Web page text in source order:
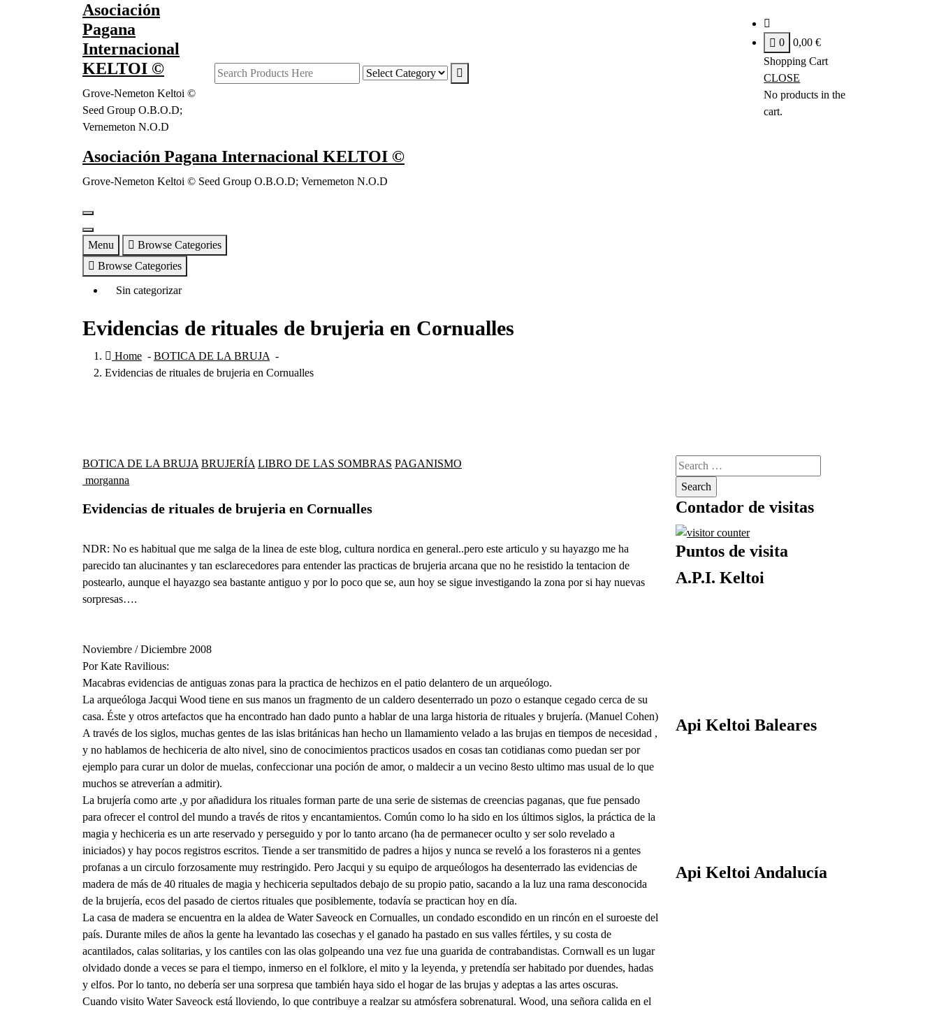
Asociación
Pagana
Internacional
KELTOI ©
Grove-Nemeton Keltoi ©
Seed Group O.B.O.D;
Vernemeton N.O.D
0 0,00€
Shopping Cart
CLOSE
No products in the
cart.
Asociación Pagana Internacional KELTOI ©
Grove-Nemeton Keltoi © Seed Group O.B.O.D; Vernemeton N.O.D
Menu
Browse Categories
Browse Categories
Sin categorizar
Evidencias de rituales de brujeria en Cornualles
Home - BOTICA DE LA BRUJA -
Evidencias de rituales de brujeria en Cornualles
BOTICA DE LA BRUJA BRUJERÍA LIBRO DE LAS SOMBRAS PAGANISMO
morganna
Evidencias de rituales de brujeria en Cornualles
NDR: No es habitual que me salga de la linea de este blog, cultura nordica en general..pero este articulo y su hayazgo me ha
parecido tan alucinantes y tan esclarecedores para entender las practicas de brujeria arcana que no he resistido la tentacion de
postearlo, aunque el hayazgo sea bastante antiguo y por lo poco que se, aun hoy se sigue investigando la zona por si hay nuevas
sorpresas….
Noviembre / Diciembre 2008
Por Kate Ravilious:
Macabras evidencias de antiguas zonas para la practica de hechizos en el patio delantero de un arqueólogo.
La arqueóloga Jacqui Wood tiene en sus manos un fragmento de un caldero desenterrado un pozo o estanque cegado cerca de su
casa. Éste y otros artefactos que ha encontrado han dado punto a hablar de una larga historia de rituales y brujería. (Manuel Cohen)
A través de los siglos, muchas gentes de las islas británicas han hecho un llamamiento velado a las brujas en tiempos de necesidad ,
y no hablamos de hechiceria de alto nivel, sino de conocimientos practicos usados en cosas tan cotidianas como puedan ser por
ejemplo para curar un dolor de muelas, confeccionar una poción de amor, o maldecir a un vecino 8esto ultimo mas usual de lo que
muchos se atreverían a admitir).
La brujería como arte ,y por añadidura los rituales forman parte de una serie de sistemas de creencias paganas, que fue pensado
para ofrecer el control del mundo a través de ritos y encantamientos. Común como lo ha sido en los últimos siglos, la práctica de la
magia y hechiceria es un arte reservado y perseguido y por lo tanto arcano (ha de permanecer oculto y ser solo revelado a
iniciados) y hay pocos registros escritos. Tiende a ser transmitido de padres a hijos y nunca se reveló a los forasteros ni a gentes
profanas a un circulo forzosamente muy restringido. Pero Jacqui y su equipo de arqueólogos ha desenterrado las evidencias de
madera de más de 40 rituales de magia y hechiceria sepultados debajo de su propio patio, sacando a la luz una rama desconocida
de la brujería, ecos del pasado de ciertos rituales que posiblemente, todavía se practican hoy en día.
La casa de madera se encuentra en la aldea de Water Saveock en Cornualles, un condado escondido en un rincón en el suroeste del
país. Durante miles de años la gente ha levantado las cosechas y el ganado ha pastado en sus valles fértiles, y su costa de
acantilados, calas solitarias, y los cantiles con las olas golpeando una vez fue una guarida de contrabandistas. Cornwall es un lugar
olvidado donde a veces se para el tiempo, inmerso en el folklore, el mito y la leyenda, y pretendía ser habitado por duendes, hadas
y elfos. Por lo tanto, no debería ser una sorpresa que también haya sido el hogar de las brujas y adeptas a las artes oscuras.
Cuando visito Water Saveock está lloviendo, lo que contribuye a realzar su atmósfera sobrenatural. Wood, una señora calida en el
Search
for:
Contador de visitas
Puntos de visita
A.P.I. Keltoi
Api Keltoi Baleares
Api Keltoi Andalucía